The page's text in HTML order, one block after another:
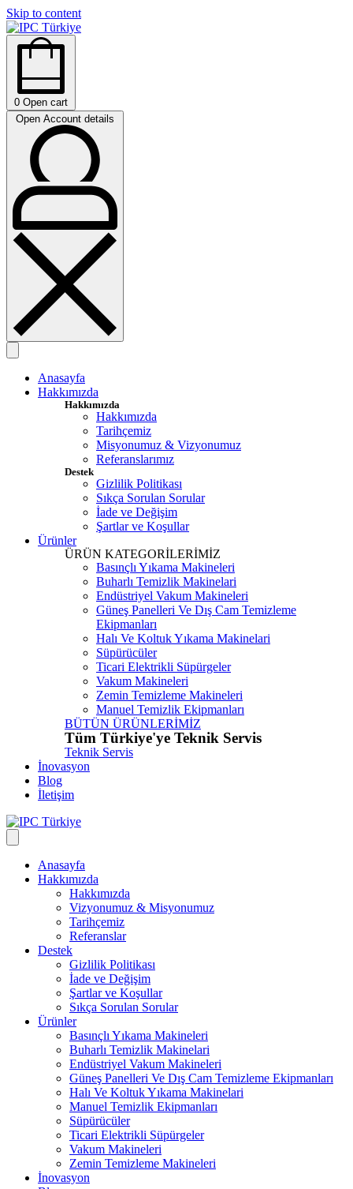
Skip to content
0 Open cart
Open Account details
Anasayfa
Hakkımızda
Hakkımızda
Hakkımızda
Tarihçemiz
Misyonumuz & Vizyonumuz
Referanslarımız
Destek
Gizlilik Politikası
Sıkça Sorulan Sorular
İade ve Değişim
Şartlar ve Koşullar
Ürünler
ÜRÜN KATEGORİLERİMİZ
Basınçlı Yıkama Makineleri
Buharlı Temizlik Makinelari
Endüstriyel Vakum Makineleri
Güneş Panelleri Ve Dış Cam Temizleme
Ekipmanları
Halı Ve Koltuk Yıkama Makinelari
Süpürücüler
Ticari Elektrikli Süpürgeler
Vakum Makineleri
Zemin Temizleme Makineleri
Manuel Temizlik Ekipmanları
BÜTÜN ÜRÜNLERİMİZ
Tüm Türkiye'ye Teknik Servis
Teknik Servis
İnovasyon
Blog
İletişim
Anasayfa
Hakkımızda
Hakkımızda
Vizyonumuz & Misyonumuz
Tarihçemiz
Referanslar
Destek
Gizlilik Politikası
İade ve Değişim
Şartlar ve Koşullar
Sıkça Sorulan Sorular
Ürünler
Basınçlı Yıkama Makineleri
Buharlı Temizlik Makinelari
Endüstriyel Vakum Makineleri
Güneş Panelleri Ve Dış Cam Temizleme Ekipmanları
Halı Ve Koltuk Yıkama Makinelari
Manuel Temizlik Ekipmanları
Süpürücüler
Ticari Elektrikli Süpürgeler
Vakum Makineleri
Zemin Temizleme Makineleri
İnovasyon